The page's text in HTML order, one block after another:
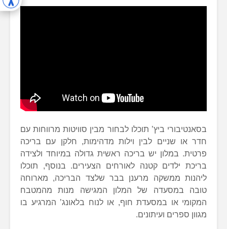
בסאנטיבורי ביץ’ תוכלו לבחור מבין סוויטות מרווחות עם
חדר או שניים לבין וילות מדהימות, חלקן עם בריכה
פרטית. במלון יש בריכה ראשית גדולה במיוחד ולצידה
בריכת ילדים קטנה לאורחים הצעירים. בנוסף, תוכלו
ליהנות ממשקה מרענן בבר שלצד הבריכה, מארוחה
טובה במסעדה של המלון המגישה מנות מהמטבח
המקומי או במסעדת חוף, או לנוח בלאונג’ המרגיע בו
מגוון ספרים ועיתונים.